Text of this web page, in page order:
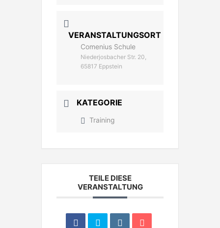
VERANSTALTUNGSORT
Comenius Schule
Niederjosbacher Str. 20,
65817 Eppstein
KATEGORIE
Training
TEILE DIESE
VERANSTALTUNG